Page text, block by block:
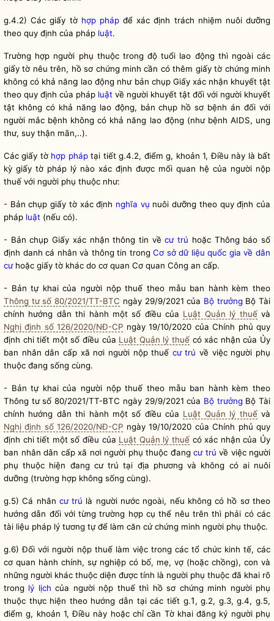
g.4.2) Các giấy tờ hợp phápđể xác định trách nhiệm nuôi dưỡng
theo quy định của pháp luật.
Trường hợp người phụ thuộc trong độ tuổi lao động thì ngoài các
giấy tờ nêu trên, hồ sơ chứng minh cần có thêm giấy tờ chứng minh
không có khả năng lao động như bản chụp Giấy xác nhận khuyết tật
theo quy định của pháp luật về người khuyết tật đối với người khuyết
tật không có khả năng lao động, bản chụp hồ sơ bệnh án đối với
người mắc bệnh không có khả năng lao động (như bệnh AIDS, ung
thư, suy thận mãn,..).
Các giấy tờ hợp pháptại tiết g.4.2, điểm g, khoản 1, Điều này là bất
kỳ giấy tờ pháp lý nào xác định được mối quan hệ của người nộp
thuế với người phụ thuộc như:
- Bản chụp giấy tờ xác định nghĩa vụ nuôi dưỡng theo quy định của
pháp luật (nếu có).
- Bản chụp Giấy xác nhận thông tin vềcư trú hoặc Thông báo số
định danh cá nhân và thông tin trongCơ sở dữ liệu quốc gia về dân
cưhoặc giấy tờ khác do cơ quan Cơ quan Công an cấp.
- Bản tự khai của người nộp thuế theo mẫu ban hành kèm theo
Thông tư số 80/2021/TT-BTC ngày 29/9/2021 của Bộ trưởng Bộ Tài
chính hướng dẫn thi hành một số điều của Luật Quản lý thuếvà
Nghị định số 126/2020/NĐ-CP ngày 19/10/2020 của Chính phủ quy
định chi tiết một số điều của Luật Quản lý thuế có xác nhận của Ủy
ban nhân dân cấp xã nơi người nộp thuế cư trú về việc người phụ
thuộc đang sống cùng.
- Bản tự khai của người nộp thuế theo mẫu ban hành kèm theo
Thông tư số 80/2021/TT-BTC ngày 29/9/2021 của Bộ trưởng Bộ Tài
chính hướng dẫn thi hành một số điều của Luật Quản lý thuếvà
Nghị định số 126/2020/NĐ-CP ngày 19/10/2020 của Chính phủ quy
định chi tiết một số điều của Luật Quản lý thuế có xác nhận của Ủy
ban nhân dân cấp xã nơi người phụ thuộc đang cư trú về việc người
phụ thuộc hiện đang cư trú tại địa phương và không có ai nuôi
dưỡng (trường hợp không sống cùng).
g.5) Cá nhân cư trú là người nước ngoài, nếu không có hồ sơ theo
hướng dẫn đối với từng trường hợp cụ thể nêu trên thì phải có các
tài liệu pháp lý tương tự để làm căn cứ chứng minh người phụ thuộc.
g.6) Đối với người nộp thuế làm việc trong các tổ chức kinh tế, các
cơ quan hành chính, sự nghiệp có bố, mẹ, vợ (hoặc chồng), con và
những người khác thuộc diện được tính là người phụ thuộc đã khai rõ
trong lý lịch của người nộp thuế thì hồ sơ chứng minh người phụ
thuộc thực hiện theo hướng dẫn tại các tiết g.1, g.2, g.3, g.4, g.5,
điểm g, khoản 1, Điều này hoặc chỉ cần Tờ khai đăng ký người phụ